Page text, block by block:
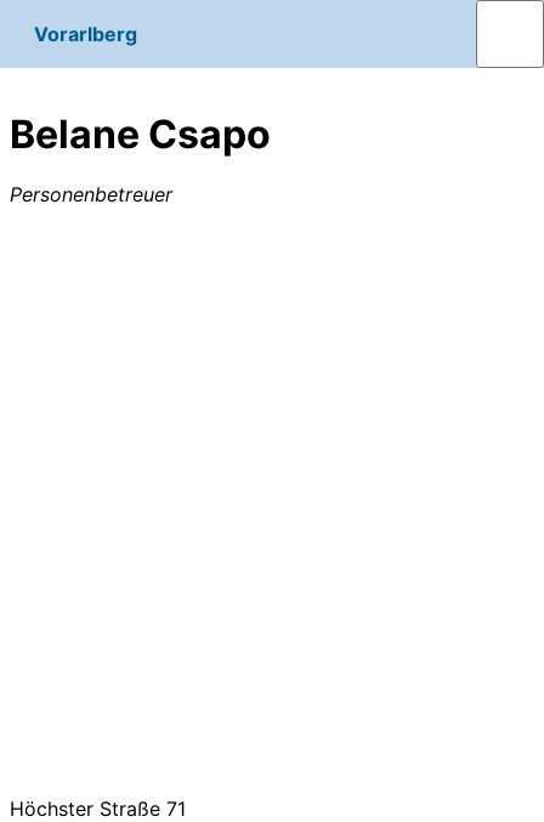
Vorarlberg
Belane Csapo
Personenbetreuer
Höchster Straße 71